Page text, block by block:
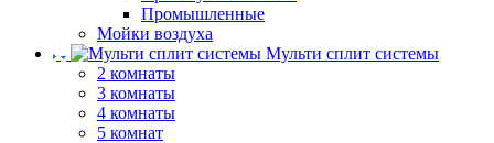
Промышленные
Мойки воздуха
Мульти сплит системы
2 комнаты
3 комнаты
4 комнаты
5 комнат